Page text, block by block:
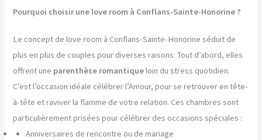
Pourquoi choisir une love room à Conflans-Sainte-Honorine ?
Le concept de love room à Conflans-Sainte-Honorine séduit de
plus en plus de couples pour diverses raisons. Tout d’abord, elles
offrent une parenthèse romantiqueloin du stress quotidien.
C’est l’occasion idéale célébrer l’Amour, pour se retrouver en tête-
à-tête et raviver la flamme de votre relation. Ces chambres sont
particulièrement prisées pour célébrer des occasions spéciales :
Anniversaires de rencontre ou de mariage